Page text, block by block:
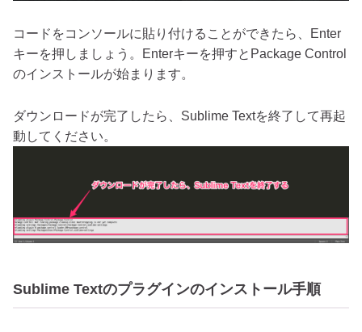
コードをコンソールに貼り付けることができたら、Enter
キーを押しましょう。Enterキーを押すとPackage Control
のインストールが始まります。
ダウンロードが完了したら、Sublime Textを終了して再起
動してください。
Sublime Textのプラグインのインストール手順